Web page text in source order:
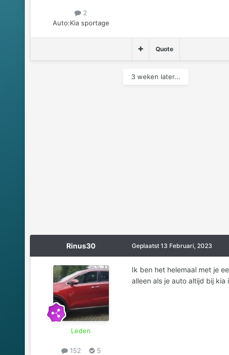
2
Auto:Kia sportage
Quote
3 weken later...
Rinus30
Leden
152
5
Geplaatst 13 Februari, 2023
Ik ben het helemaal met je
alleen als je auto altijd bij